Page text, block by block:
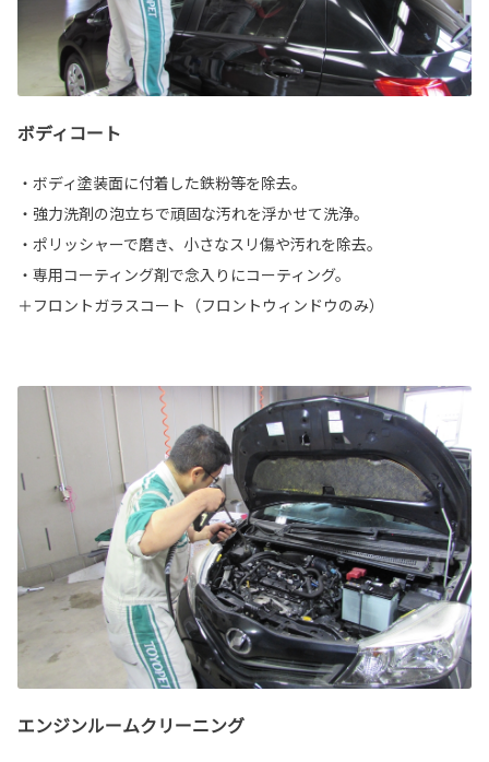
ボディコート
・ボディ塗装面に付着した鉄粉等を除去。
・強力洗剤の泡立ちで頑固な汚れを浮かせて洗浄。
・ポリッシャーで磨き、小さなスリ傷や汚れを除去。
・専用コーティング剤で念入りにコーティング。
＋フロントガラスコート（フロントウィンドウのみ）
エンジンルームクリーニング